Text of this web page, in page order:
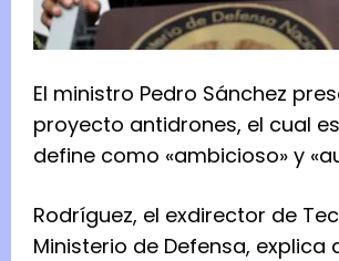
El ministro Pedro Sánchez
proyecto antidrones, el cual
define como «ambicioso» y
Rodríguez, el exdirector de
Ministerio de Defensa, explica